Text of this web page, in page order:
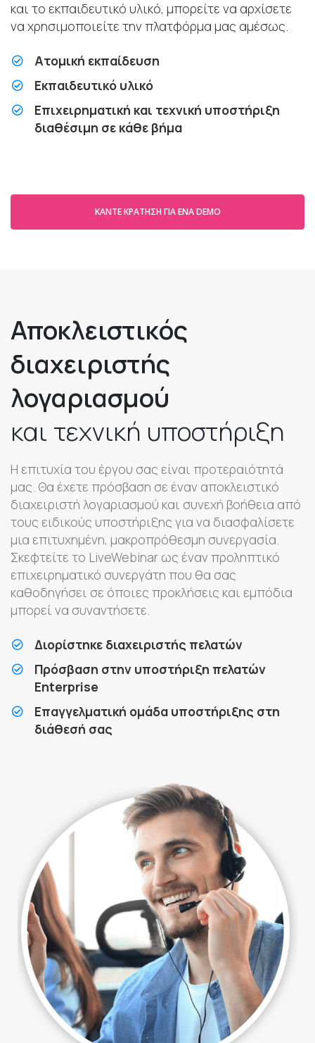
και το εκπαιδευτικό υλικό, μπορείτε να αρχίσετε
να χρησιμοποιείτε την πλατφόρμα μας αμέσως.
Ατομική εκπαίδευση
Εκπαιδευτικό υλικό
Επιχειρηματική και τεχνική υποστήριξη
διαθέσιμη σε κάθε βήμα
ΚΆΝΤΕ ΚΡΆΤΗΣΗ ΓΙΑ ΈΝΑ DEMO
Αποκλειστικός
διαχειριστής
λογαριασμού
και τεχνική υποστήριξη
Η επιτυχία του έργου σας είναι προτεραιότητά
μας. Θα έχετε πρόσβαση σε έναν αποκλειστικό
διαχειριστή λογαριασμού και συνεχή βοήθεια από
τους ειδικούς υποστήριξης για να διασφαλίσετε
μια επιτυχημένη, μακροπρόθεσμη συνεργασία.
Σκεφτείτε το LiveWebinar ως έναν προληπτικό
επιχειρηματικό συνεργάτη που θα σας
καθοδηγήσει σε όποιες προκλήσεις και εμπόδια
μπορεί να συναντήσετε.
Διορίστηκε διαχειριστής πελατών
Πρόσβαση στην υποστήριξη πελατών
Enterprise
Επαγγελματική ομάδα υποστήριξης στη
διάθεσή σας